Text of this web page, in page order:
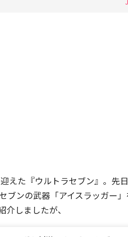
えた『ウルトラセブン』。先
ブンの武器「アイスラッガー
介しましたが、